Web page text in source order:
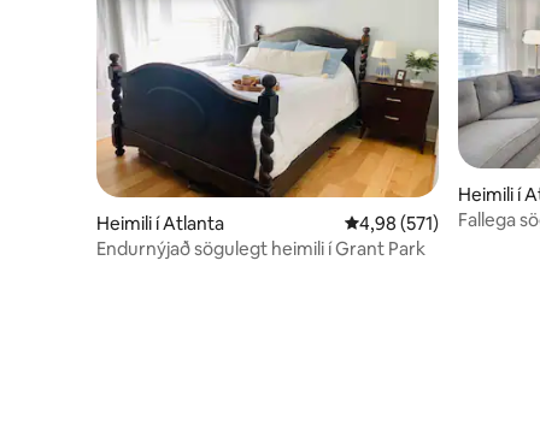
Heimili í Atlanta 4,98 af 5 í
4,98 (571)
Endurnýjað sögulegt heimili í Grant Park
Heimili í
Fallega